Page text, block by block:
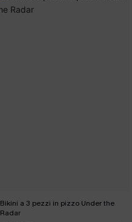
Bikini a 3 pezzi in pizzo Under the
Radar